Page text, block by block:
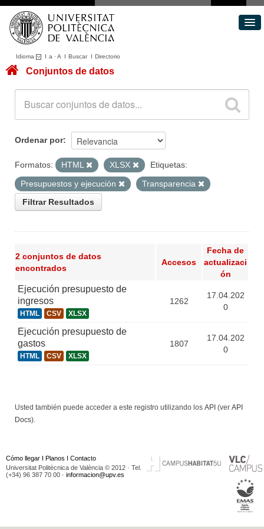
Idioma I a ·A I BuscarI Directorio
Conjuntos de datos
Acerca de
Portal de Transparencia
Conjuntos de datos
Ordenar por
Formatos: HTML XLSX
Etiquetas:
Presupuestos y ejecución
Transparencia
Filtrar Resultados
2 conjuntos de datos
encontrados
Accesos
Fecha de
actualizaci
ón
Ejecución presupuesto de
ingresos
HTML CSV XLSX
1262
17.04.202
0
Ejecución presupuesto de
gastos
HTML CSV XLSX
1807
17.04.202
0
Usted también puede acceder a este registro utilizando los API (ver API
Docs).
Cómo llegar I Planos I Contacto
Universitat Politècnica de València © 2012 · Tel.
(+34) 96 387 70 00 · informacion@upv.es